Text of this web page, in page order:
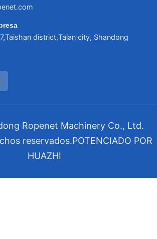
district,Taian city, Shandong
Ropenet Machinery Co., Ltd.
reservados.POTENCIADO POR
HUAZHI